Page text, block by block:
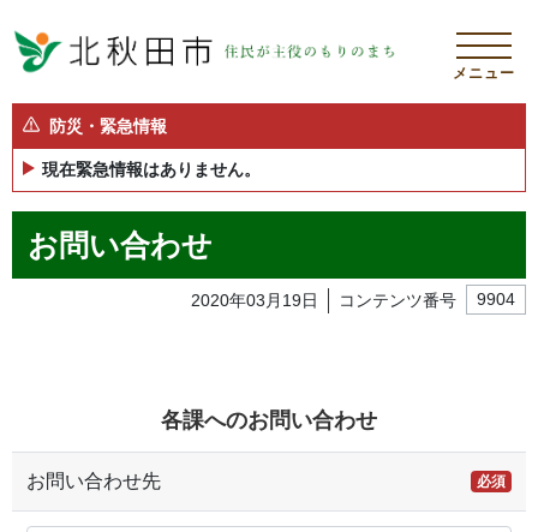
メニュー
防災・緊急情報
現在緊急情報はありません。
お問い合わせ
2020年03月19日 コンテンツ番号 9904
各課へのお問い合わせ
お問い合わせ先 必須